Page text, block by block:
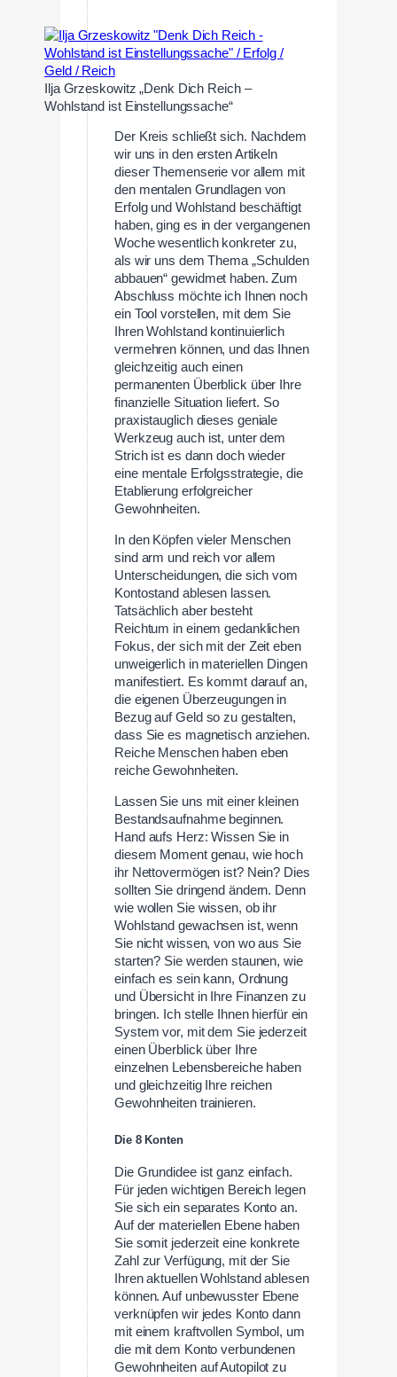
Ilja Grzeskowitz „Denk Dich Reich –
Wohlstand ist Einstellungssache“
Der Kreis schließt sich. Nachdem
wir uns in den ersten Artikeln
dieser Themenserie vor allem mit
den mentalen Grundlagen von
Erfolg und Wohlstand beschäftigt
haben, ging es in der vergangenen
Woche wesentlich konkreter zu,
als wir uns dem Thema „Schulden
abbauen“ gewidmet haben. Zum
Abschluss möchte ich Ihnen noch
ein Tool vorstellen, mit dem Sie
Ihren Wohlstand kontinuierlich
vermehren können, und das Ihnen
gleichzeitig auch einen
permanenten Überblick über Ihre
finanzielle Situation liefert. So
praxistauglich dieses geniale
Werkzeug auch ist, unter dem
Strich ist es dann doch wieder
eine mentale Erfolgsstrategie, die
Etablierung erfolgreicher
Gewohnheiten.
In den Köpfen vieler Menschen
sind arm und reich vor allem
Unterscheidungen, die sich vom
Kontostand ablesen lassen.
Tatsächlich aber besteht
Reichtum in einem gedanklichen
Fokus, der sich mit der Zeit eben
unweigerlich in materiellen Dingen
manifestiert. Es kommt darauf an,
die eigenen Überzeugungen in
Bezug auf Geld so zu gestalten,
dass Sie es magnetisch anziehen.
Reiche Menschen haben eben
reiche Gewohnheiten.
Lassen Sie uns mit einer kleinen
Bestandsaufnahme beginnen.
Hand aufs Herz: Wissen Sie in
diesem Moment genau, wie hoch
ihr Nettovermögen ist? Nein? Dies
sollten Sie dringend ändern. Denn
wie wollen Sie wissen, ob ihr
Wohlstand gewachsen ist, wenn
Sie nicht wissen, von wo aus Sie
starten? Sie werden staunen, wie
einfach es sein kann, Ordnung
und Übersicht in Ihre Finanzen zu
bringen. Ich stelle Ihnen hierfür ein
System vor, mit dem Sie jederzeit
einen Überblick über Ihre
einzelnen Lebensbereiche haben
und gleichzeitig Ihre reichen
Gewohnheiten trainieren.
Die 8 Konten
Die Grundidee ist ganz einfach.
Für jeden wichtigen Bereich legen
Sie sich ein separates Konto an.
Auf der materiellen Ebene haben
Sie somit jederzeit eine konkrete
Zahl zur Verfügung, mit der Sie
Ihren aktuellen Wohlstand ablesen
können. Auf unbewusster Ebene
verknüpfen wir jedes Konto dann
mit einem kraftvollen Symbol, um
die mit dem Konto verbundenen
Gewohnheiten auf Autopilot zu